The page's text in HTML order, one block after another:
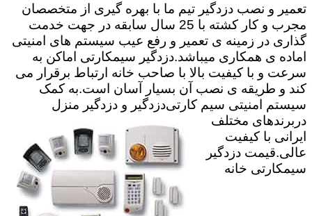
تعمیر و نصب دزدگیر تیم ما با بهره گیری از متخصصان
مجرب و کار کشته با 25 سال سابقه در جهت خدمت
گذاری در زمینه ی تعمیر و رفع عیب سیستم های امنیتی
اماده ی همکاری میباشد.دزدگیر سیمکارتی اماکن به
سرعت و با کیفیت بالا با صاحب خانه ارتباط برقرار می
کند و طریقه ی نصب آن بسیار آسان است.به کمک
سیستم امنیتی سیم کارتیدزدگیر و دزدگیر منزل
دربرندهای مختلف
ایرانی با کیفیت
عالی.قیمت دزدگیر
سیمکارتی خانه